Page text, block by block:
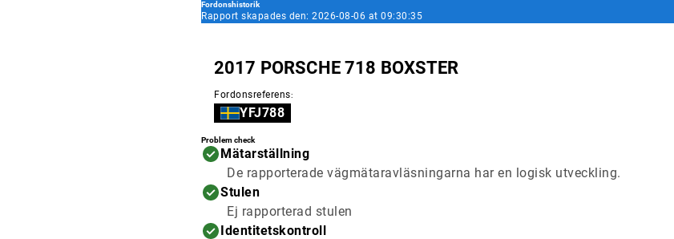
Fordonshistorik
Rapport skapades den: 2026-08-06 at 09:30:35
2017 PORSCHE 718 BOXSTER
Fordonsreferens:
YFJ788
Problem check
Mätarställning
De rapporterade vägmätaravläsningarna har en logisk utveckling.
Stulen
Ej rapporterad stulen
Identitetskontroll